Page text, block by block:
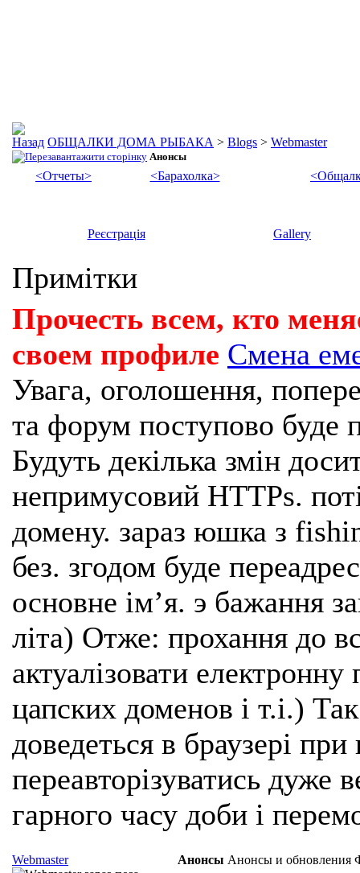
ОБЩАЛКИ ДОМА РЫБАКА > Blogs > Webmaster
Анонсы
<Отчеты> <Барахолка>
Реєстрація Gallery
Примітки
Прочесть всем, кто
своем профиле Смена
Увага, оголошення,
та форум поступово буде
Будуть декілька змін
непримусовий HTTPs.
домену. зараз юшка з
без. згодом буде
основне імʼя. э бажання
літа) Отже: прохання до
актуалізовати
цапских доменов і т.і.)
доведеться в браузері
переавторізуватись
гарного часу доби і
Анонсы Анонсы и обновления
Webmaster